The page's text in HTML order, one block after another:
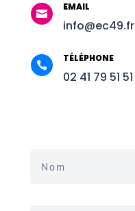

EMAIL
info@ec49.fr

TÉLÉPHONE
02 41 79 51 51